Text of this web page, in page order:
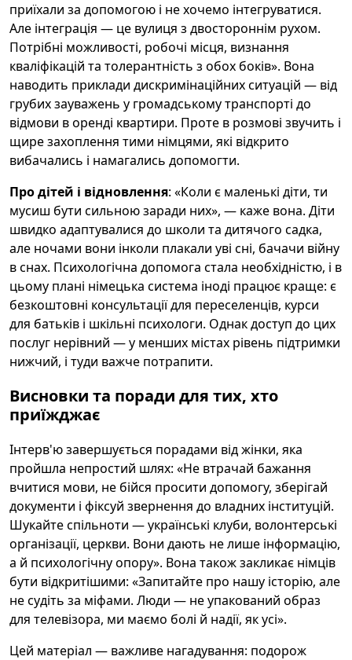
приїхали за допомогою і не хочемо інтегруватися.
Але інтеграція — це вулиця з двостороннім рухом.
Потрібні можливості, робочі місця, визнання
кваліфікацій та толерантність з обох боків». Вона
наводить приклади дискримінаційних ситуацій — від
грубих зауважень у громадському транспорті до
відмови в оренді квартири. Проте в розмові звучить і
щире захоплення тими німцями, які відкрито
вибачались і намагались допомогти.
Про дітей і відновлення: «Коли є маленькі діти, ти
мусиш бути сильною заради них», — каже вона. Діти
швидко адаптувалися до школи та дитячого садка,
але ночами вони інколи плакали уві сні, бачачи війну
в снах. Психологічна допомога стала необхідністю, і в
цьому плані німецька система іноді працює краще: є
безкоштовні консультації для переселенців, курси
для батьків і шкільні психологи. Однак доступ до цих
послуг нерівний — у менших містах рівень підтримки
нижчий, і туди важче потрапити.
Висновки та поради для тих, хто
приїжджає
Інтерв'ю завершується порадами від жінки, яка
пройшла непростий шлях: «Не втрачай бажання
вчитися мови, не бійся просити допомогу, зберігай
документи і фіксуй звернення до владних інституцій.
Шукайте спільноти — українські клуби, волонтерські
організації, церкви. Вони дають не лише інформацію,
а й психологічну опору». Вона також закликає німців
бути відкритішими: «Запитайте про нашу історію, але
не судіть за міфами. Люди — не упакований образ
для телевізора, ми маємо болі й надії, як усі».
Цей матеріал — важливе нагадування: подорож